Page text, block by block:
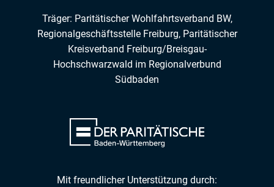
Träger: Paritätischer Wohlfahrtsverband BW,
Regionalgeschäftsstelle Freiburg, Paritätischer
Kreisverband Freiburg/Breisgau-
Hochschwarzwald im Regionalverbund
Südbaden
Mit freundlicher Unterstützung durch: